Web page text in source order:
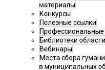
материалы
Конкурсы
Полезные ссылки
Библиотеки области
Вебинары
Места сбора
в муниципальных